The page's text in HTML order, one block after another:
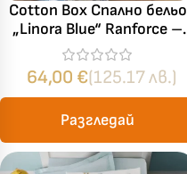
Cotton Box Спално бельо
„Linora Blue“ Ranforce –
100% памук ранфорс – 5
части – за спалня с два
плика
64,00 €(125.17 лв.)
Разгледай